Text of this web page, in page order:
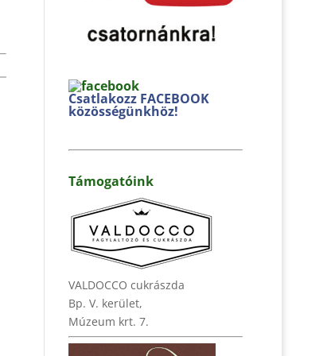
Csatlakozz FACEBOOK
közösségünkhöz!
Támogatóink
VALDOCCO cukrászda
Bp. V. kerület,
Múzeum krt. 7.